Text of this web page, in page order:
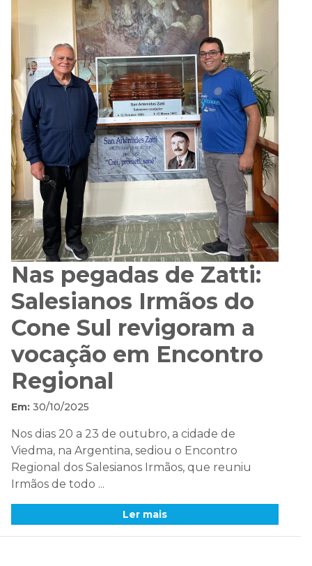
Nas pegadas de Zatti:
Salesianos Irmãos do
Cone Sul revigoram a
vocação em Encontro
Regional
Em: 30/10/2025
Nos dias 20 a 23 de outubro, a cidade de
Viedma, na Argentina, sediou o Encontro
Regional dos Salesianos Irmãos, que reuniu
Irmãos de todo ...
Ler mais